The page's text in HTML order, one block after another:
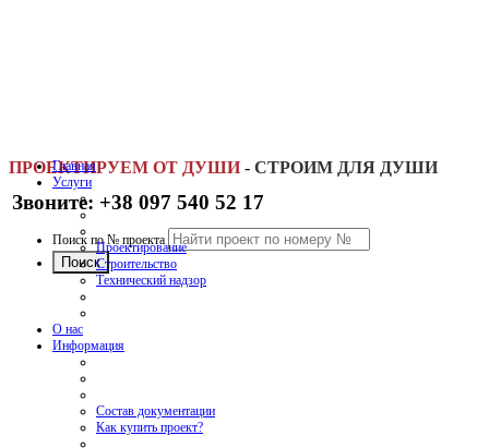
ПРОЕКТИРУЕМ ОТ ДУШИ - СТРОИМ ДЛЯ ДУШИ
Звоните: +38 097 540 52 17
Поиск по № проекта
Главная
Услуги
Проектирование
Строительство
Технический надзор
О нас
Информация
Состав документации
Как купить проект?